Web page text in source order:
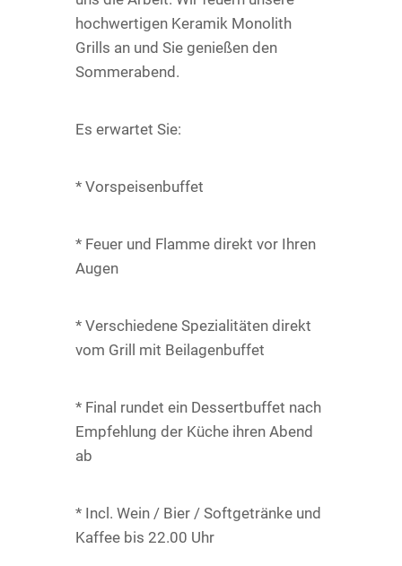
hochwertigen Keramik Monolith
Grills an und Sie genießen den
Sommerabend.
Es erwartet Sie:
* Vorspeisenbuffet
* Feuer und Flamme direkt vor Ihren
Augen
* Verschiedene Spezialitäten direkt
vom Grill mit Beilagenbuffet
* Final rundet ein Dessertbuffet nach
Empfehlung der Küche ihren Abend
ab
* Incl. Wein / Bier / Softgetränke und
Kaffee bis 22.00 Uhr